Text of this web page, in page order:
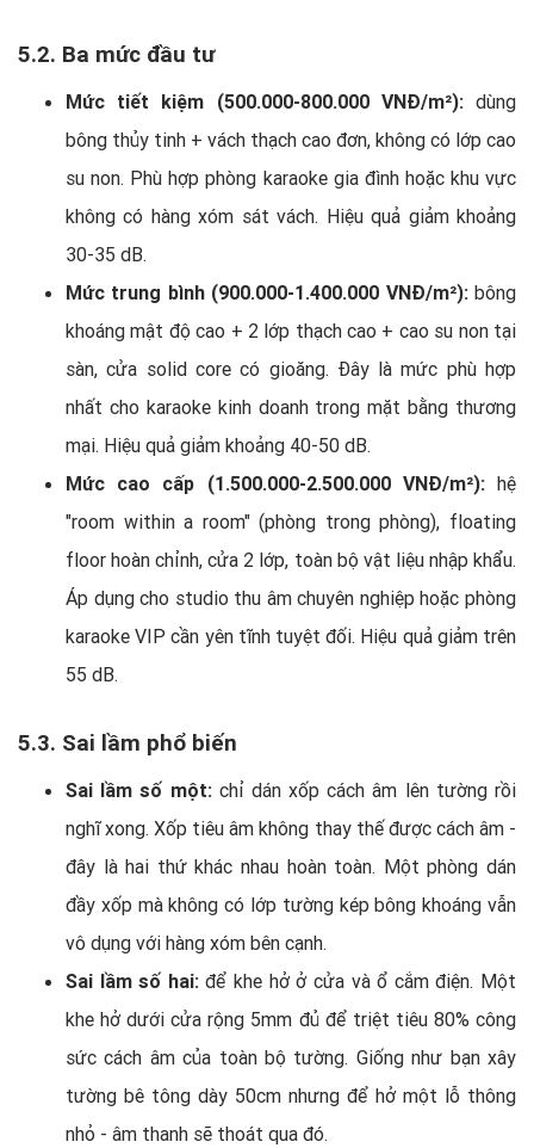
5.2. Ba mức đầu tư
Mức tiết kiệm (500.000-800.000 VNĐ/m²): dùng
bông thủy tinh + vách thạch cao đơn, không có lớp cao
su non. Phù hợp phòng karaoke gia đình hoặc khu vực
không có hàng xóm sát vách. Hiệu quả giảm khoảng
30-35 dB.
Mức trung bình (900.000-1.400.000 VNĐ/m²):bông
khoáng mật độ cao + 2 lớp thạch cao + cao su non tại
sàn, cửa solid core có gioăng. Đây là mức phù hợp
nhất cho karaoke kinh doanh trong mặt bằng thương
mại. Hiệu quả giảm khoảng 40-50 dB.
Mức cao cấp (1.500.000-2.500.000 VNĐ/m²): hệ
"room within a room" (phòng trong phòng), floating
floor hoàn chỉnh, cửa 2 lớp, toàn bộ vật liệu nhập khẩu.
Áp dụng cho studio thu âm chuyên nghiệp hoặc phòng
karaoke VIP cần yên tĩnh tuyệt đối. Hiệu quả giảm trên
55 dB.
5.3. Sai lầm phổ biến
Sai lầm số một: chỉ dán xốp cách âm lên tường rồi
nghĩ xong. Xốp tiêu âm không thay thế được cách âm -
đây là hai thứ khác nhau hoàn toàn. Một phòng dán
đầy xốp mà không có lớp tường kép bông khoáng vẫn
vô dụng với hàng xóm bên cạnh.
Sai lầm số hai:để khe hở ở cửa và ổ cắm điện. Một
khe hở dưới cửa rộng 5mm đủ để triệt tiêu 80% công
sức cách âm của toàn bộ tường. Giống như bạn xây
tường bê tông dày 50cm nhưng để hở một lỗ thông
nhỏ - âm thanh sẽ thoát qua đó.